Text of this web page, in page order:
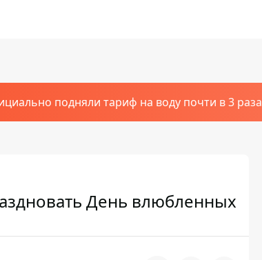
подняли тариф на воду почти в 3 раза
День влюбленных